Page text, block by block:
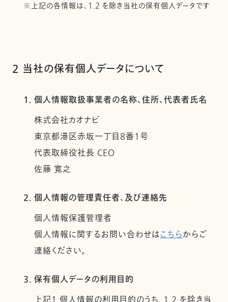
※上記の各情報は、1.2 を除き当社の保有個人データです
2 当社の保有個人データについて
1. 個人情報取扱事業者の名称、住所、代表者氏名
株式会社カオナビ
東京都港区赤坂一丁目8番1号
代表取締役社長 CEO
佐藤 寛之
2. 個人情報の管理責任者、及び連絡先
個人情報保護管理者
個人情報に関するお問い合わせはこちらからご
連絡ください。
3. 保有個人データの利用目的